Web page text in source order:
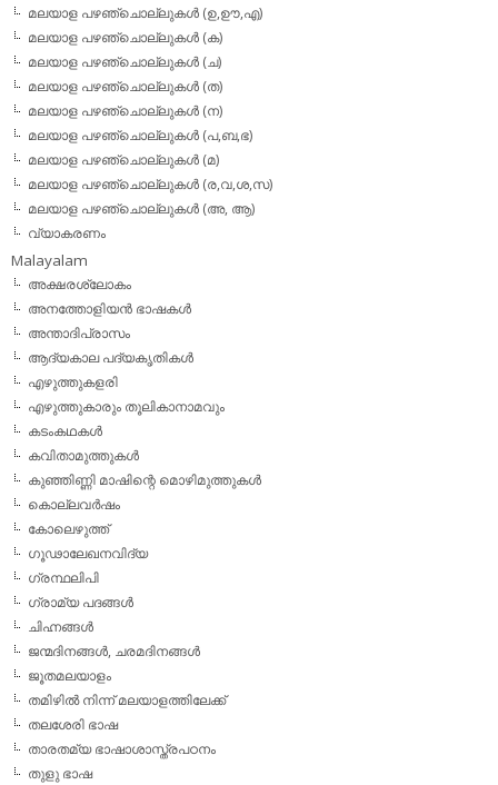
മലയാള പഴഞ്ചൊല്ലുകള്‍ (ഉ,ഊ,എ)
മലയാള പഴഞ്ചൊല്ലുകള്‍ (ക)
മലയാള പഴഞ്ചൊല്ലുകള്‍ (ച)
മലയാള പഴഞ്ചൊല്ലുകള്‍ (ത)
മലയാള പഴഞ്ചൊല്ലുകള്‍ (ന)
മലയാള പഴഞ്ചൊല്ലുകള്‍ (പ,ബ,ഭ)
മലയാള പഴഞ്ചൊല്ലുകള്‍ (മ)
മലയാള പഴഞ്ചൊല്ലുകള്‍ (ര,വ,ശ,സ)
മലയാള പഴഞ്ചൊല്ലുകൾ (അ, ആ)
വ്യാകരണം
Malayalam
അക്ഷരശ്ലോകം
അനത്തോളിയന്‍ ഭാഷകള്‍
അന്താദിപ്രാസം
ആദ്യകാല പദ്യകൃതികള്‍
എഴുത്തുകളരി
എഴുത്തുകാരും തൂലികാനാമവും
കടംകഥകള്‍
കവിതാമുത്തുകള്‍
കുഞ്ഞിണ്ണി മാഷിന്റെ മൊഴിമുത്തുകള്‍
കൊല്ലവര്‍ഷം
കോലെഴുത്ത്
ഗൂഢാലേഖനവിദ്യ
ഗ്രന്ഥലിപി
ഗ്രാമ്യ പദങ്ങള്‍
ചിഹ്നങ്ങള്‍
ജന്മദിനങ്ങള്‍, ചരമദിനങ്ങള്‍
ജൂതമലയാളം
തമിഴില്‍ നിന്ന് മലയാളത്തിലേക്ക്
തലശേരി ഭാഷ
താരതമ്യ ഭാഷാശാസ്ത്രപഠനം
തുളു ഭാഷ